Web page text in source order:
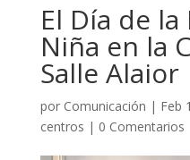
El Día de
Niña en la
Salle Alaior
por Comunicación | Feb
centros | 0 Comentarios